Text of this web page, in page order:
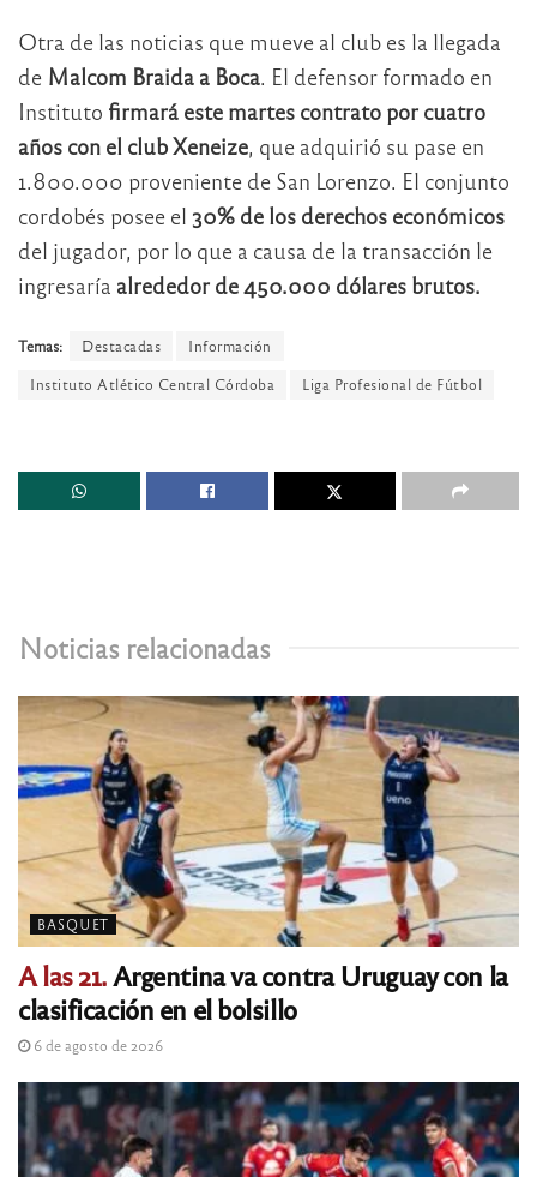
Otra de las noticias que mueve al club es la llegada
de Malcom Braida a Boca. El defensor formado en
Instituto firmará este martes contrato por cuatro
años con el club Xeneize, que adquirió su pase en
1.800.000 proveniente de San Lorenzo. El conjunto
cordobés posee el 30% de los derechos económicos
del jugador, por lo que a causa de la transacción le
ingresaría alrededor de 450.000 dólares brutos.
Temas: Destacadas
Información
Instituto Atlético Central Córdoba
Liga Profesional de Fútbol
Noticias relacionadas
BASQUET
A las 21.Argentina va contra Uruguay con la
clasificación en el bolsillo
6 de agosto de 2026